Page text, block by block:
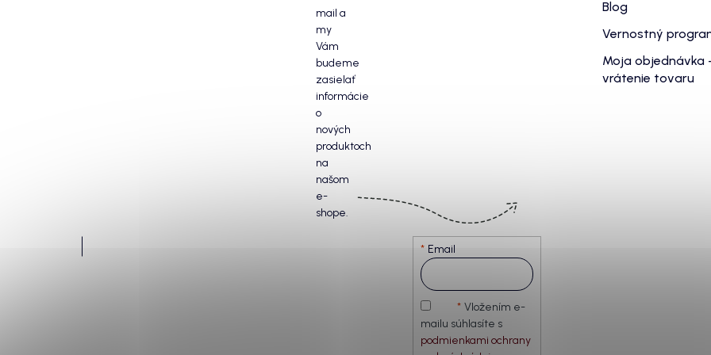
mail a
my
Vám
budeme
zasielať
informácie
o
nových
produktoch
na
našom
e-
shope.
Email
Vložením e-
mailu súhlasíte s
podmienkami ochrany
Blog
Vernostný
Moja objednávka
vrátenie tovaru